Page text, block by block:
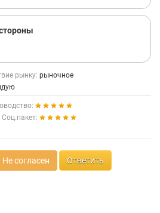
рынку: рыночное
Соц.пакет:
Не согласен Ответить